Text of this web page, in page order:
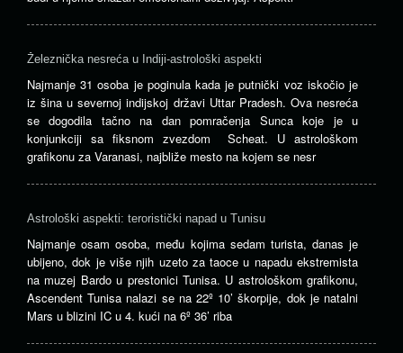
Železnička nesreća u Indiji-astrološki aspekti
Najmanje 31 osoba je poginula kada je putnički voz iskočio je
iz šina u severnoj indijskoj državi Uttar Pradesh. Ova nesreća
se dogodila tačno na dan pomračenja Sunca koje je u
konjunkciji sa fiksnom zvezdom Scheat. U astrološkom
grafikonu za Varanasi, najbliže mesto na kojem se nesr
Astrološki aspekti: teroristički napad u Tunisu
Najmanje osam osoba, među kojima sedam turista, danas je
ubijeno, dok je više njih uzeto za taoce u napadu ekstremista
na muzej Bardo u prestonici Tunisa. U astrološkom grafikonu,
Ascendent Tunisa nalazi se na 22º 10’ škorpije, dok je natalni
Mars u blizini IC u 4. kući na 6º 36’ riba